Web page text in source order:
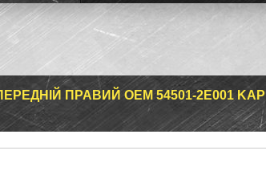
ПРАВИЙ OEM 54501-2E001 KAP